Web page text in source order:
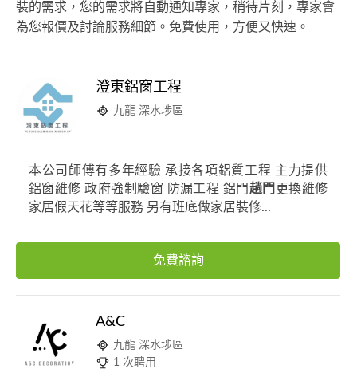
裝的需求，您的需求將自動通知專家，稍待片刻，專家會
為您報價及討論服務細節。免費使用，方便又快速。
澄東鋁窗工程
九龍 深水埗區
本公司師傅有多年經驗 承接各項鋁質工程 主力提供
鋁窗維修 政府強制驗窗 防漏工程 鋁門趟門 更換維修
家居假天花等等服務 另有班底做家居裝修...
免費諮詢
A&C
九龍 深水埗區
1 次聘用